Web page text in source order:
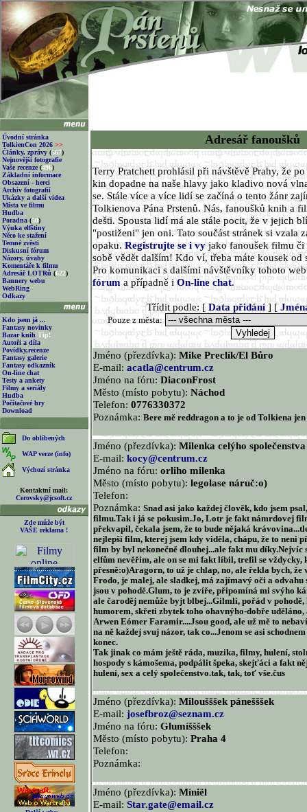
Úvodní stránka
TolkienCon 2026 >>
Články, zprávy (567)
Nejnovější fotografie
Vaše recenze (496)
Základní informace
Obsazení - herci
Archiv fotografií
Ukázky a další videa
Místa ve filmu
Hudba
Poradna (50)
Výuka elfštiny
Něco ke stažení
Temné zvěsti
Diskusní fórum
Názory, úvahy
Komentáře k filmu
Adresář LOTRů (622)
Bannery webu
WebRing
Odkazy
Kdo jsem já ...
Fantasy novinky
Bazar knih Tip!
Autoři a díla
Povídky,recenze
Fantasy galerie
Fantasy odkazník
On-line chat
Testy a ankety
Filmy a seriály
Hudba
Počítačové hry
Download
Do oblíbených
WAP verze (info)
Výchozí stránka
Kontaktní mail:
Cerovsky@jcsoft.cz
Zde může být
VAŠE reklama !
Adresář fanoušků
Terry Pratchett prohlásil při návštěvě Prahy, že
kin dopadne na naše hlavy jako kladivo nová
se. Stále více a více lidí se začíná o tento žánr
Tolkienova Pána Prstenů. Nás, fanoušků knih a
dešti. Spousta lidí má ale stále pocit, že v jejich
"postiženi" jen oni. Tato součást stránek si vzala
opaku.Registrujte se i vyjako fanoušek filmu či
sobě vědět dalším! Kdo ví, třeba máte kousek od
Pro komunikaci s dalšími návštěvníky tohoto
fóruma případně iOn-line chat.
Třídit podle: [ Data přidání] [
Pouze z města:
Jméno (přezdívka): Mike Preclík/El Bůro
E-mail: acatla@centrum.cz
Jméno na fóru: DiaconFrost
Město (místo pobytu): Náchod
Telefon: 0776330372
Poznámka: Bere mě reddragon a to je od Tolkiena jen
Jméno (přezdívka): Milenka celýho společenstva
E-mail: kocy@centrum.cz
Jméno na fóru: orliho milenka
Město (místo pobytu): legolase náruč:o)
Telefon:
Poznámka: Snad asi jako každej člověk, kdo jsem
filmu.Tak i já se pokusim.Jo, Lotr je fakt námrdovej
překvapil, čekala jsem, že to bude nějaká
nejlepší film, kterej jsem kdy viděla, chápu, že to neni
film by byl nekonečně dlouhej...ale fakt mu díky.Nejvíc
elfům nevěřim, ale on se mi fakt líbil, trefil se vždycky,
přesně:o)Aragorn, to už je chlap, no, ale řekla bych, že
Frodo, je malej, ale sladkej, má zajímavý oči a odvahu
jsou v pohodě.Glum, to je zvíře, připomíná mi svýho
ale čaroděj nemůže byjt blbej...Gilmli, pořád v pohodě,
humorem, skřeti zbytek toho ohavnýho-dobře
Arwen Eómer Faramir....Jsou good, ale už mě to
na ně každej svuj názor, tak co...Jenom se asi
konec.
Tak jinak co mám ještě ráda, muzika, filmy, hulení,
hospody s kámošema, podpálit špeka, skejťáci a fakt
hulení, sex a celý společenstvo.tak, tak, toť vše.čus
Jméno (přezdívka): Miloušššek pánešššek
E-mail: josefbroz@seznam.cz
Jméno na fóru: Glumíšššek
Město (místo pobytu): Praha 4
Telefon:
Poznámka:
Jméno (přezdívka): Míniël
E-mail: Star.gate@email.cz